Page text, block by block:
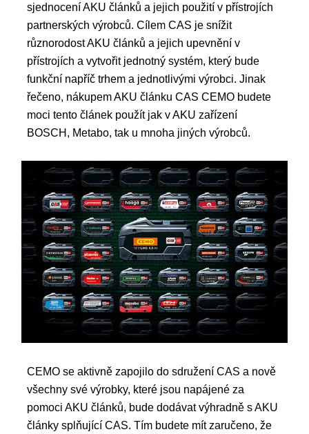
sjednocení AKU článků a jejich použití v přístrojích
partnerských výrobců. Cílem CAS je snížit
různorodost AKU článků a jejich upevnění v
přístrojích a vytvořit jednotný systém, který bude
funkční napříč trhem a jednotlivými výrobci. Jinak
řečeno, nákupem AKU článku CAS CEMO budete
moci tento článek použít jak v AKU zařízení
BOSCH, Metabo, tak u mnoha jiných výrobců.
CEMO se aktivně zapojilo do sdružení CAS a nově
všechny své výrobky, které jsou napájené za
pomoci AKU článků, bude dodávat výhradně s AKU
články splňující CAS. Tím budete mít zaručeno, že